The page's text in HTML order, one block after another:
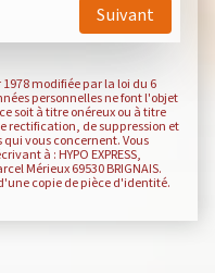
Suivant
modifiée par la loi du 6
personnelles ne font l'objet
soit à titre onéreux ou à titre
rectification, de suppression et
vous concernent. Vous
à : HYPO EXPRESS,
Mérieux 69530 BRIGNAIS.
copie de pièce d'identité.